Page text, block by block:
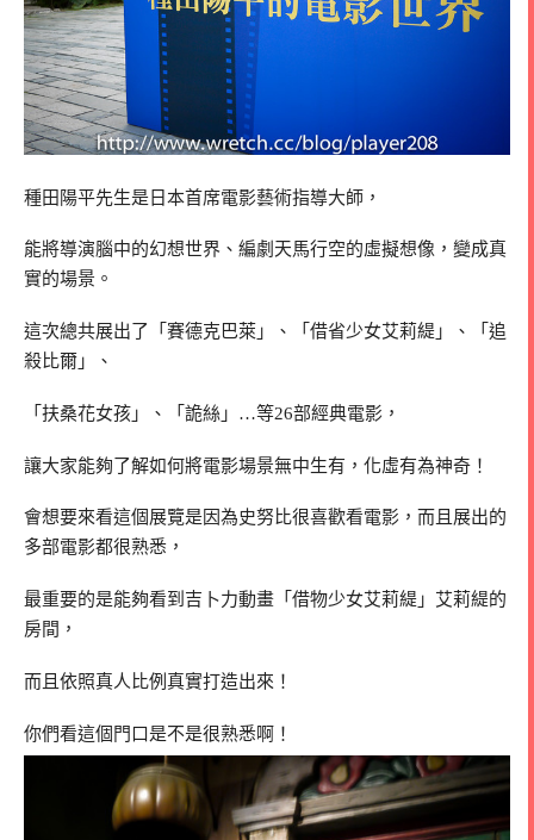
種田陽平先生是日本首席電影藝術指導大師，
能將導演腦中的幻想世界、編劇天馬行空的虛擬想像，變成真
實的場景。
這次總共展出了「賽德克巴萊」、「借省少女艾莉緹」、「追
殺比爾」、
「扶桑花女孩」、「詭絲」…等26部經典電影，
讓大家能夠了解如何將電影場景無中生有，化虛有為神奇！
會想要來看這個展覽是因為史努比很喜歡看電影，而且展出的
多部電影都很熟悉，
最重要的是能夠看到吉卜力動畫「借物少女艾莉緹」艾莉緹的
房間，
而且依照真人比例真實打造出來！
你們看這個門口是不是很熟悉啊！